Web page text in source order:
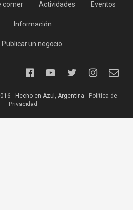
comer Actividades Eventos
Información
Publicar un negocio
- Hecho en Azul, Argentina - Política de
Privacidad